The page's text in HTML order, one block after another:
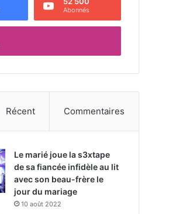
Abonnés
Récent Commentaires
Le marié joue la s3xtape
de sa fiancée infidèle au lit
avec son beau-frère le
jour du mariage
10 août 2022